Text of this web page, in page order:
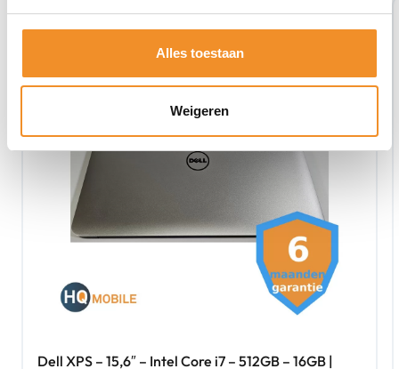
Alles toestaan
Weigeren
Dell XPS – 15,6″ – Intel Core i7 – 512GB – 16GB |